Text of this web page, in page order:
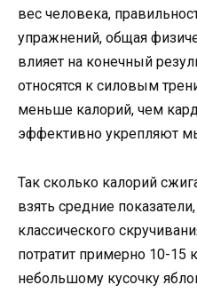
вес человека,
упражнений, общая
влияет на конечный
относятся к силовым
меньше калорий, чем
эффективно укрепляют
Так сколько калорий
взять средние
классического
потратит примерно 10-15
небольшому кусочку